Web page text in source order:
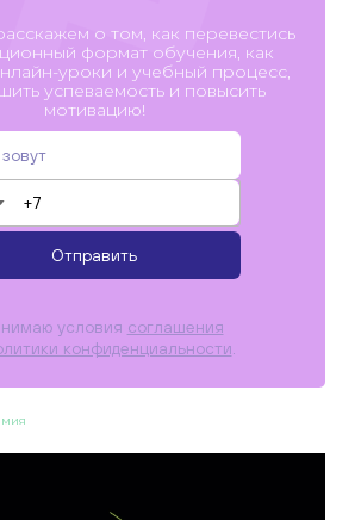
о том, как перевестись
формат обучения, как
уроки и учебный процесс,
успеваемость и повысить
мотивацию!
Отправить
условия соглашения
конфиденциальности